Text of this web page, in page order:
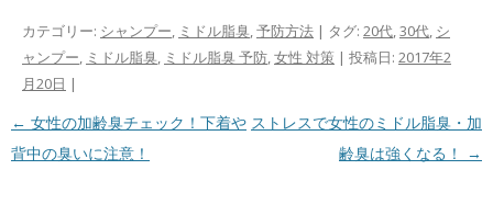
カテゴリー: シャンプー, ミドル脂臭,予防方法 | タグ: 20代,30代, シ
ャンプー, ミドル脂臭, ミドル脂臭 予防,女性 対策 | 投稿日: 2017年2
月20日 |
投稿ナビゲーション
← 女性の加齢臭チェック！下着や
背中の臭いに注意！
ストレスで女性のミドル脂臭・加
齢臭は強くなる！
→